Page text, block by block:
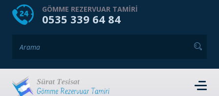
HOME HAKKIMIZDA
GÖMME REZERVUAR TAMIRI
0535 339 64 84